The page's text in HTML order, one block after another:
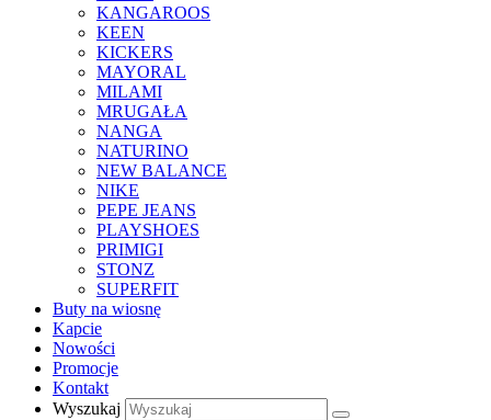
KANGAROOS
KEEN
KICKERS
MAYORAL
MILAMI
MRUGAŁA
NANGA
NATURINO
NEW BALANCE
NIKE
PEPE JEANS
PLAYSHOES
PRIMIGI
STONZ
SUPERFIT
Buty na wiosnę
Kapcie
Nowości
Promocje
Kontakt
Wyszukaj